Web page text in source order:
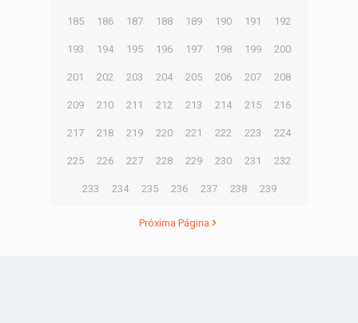
185 186 187 188 189 190 191 192
193 194 195 196 197 198 199 200
201 202 203 204 205 206 207 208
209 210 211 212 213 214 215 216
217 218 219 220 221 222 223 224
225 226 227 228 229 230 231 232
233 234 235 236 237 238 239
Próxima Página